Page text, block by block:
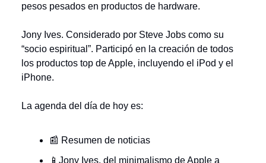
pesos pesados en productos de hardware.
Jony Ives. Considerado por Steve Jobs como su
“socio espiritual”. Participó en la creación de todos
los productos top de Apple, incluyendo el iPod y el
iPhone.
La agenda del día de hoy es:
📰 Resumen de noticias
📱Jony Ives, del minimalismo de Apple a